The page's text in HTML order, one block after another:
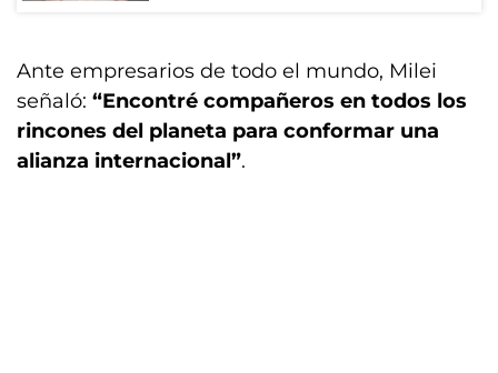
Ante empresarios de todo el mundo, Milei
señaló: “Encontré compañeros en todos los
rincones del planeta para conformar una
alianza internacional”.